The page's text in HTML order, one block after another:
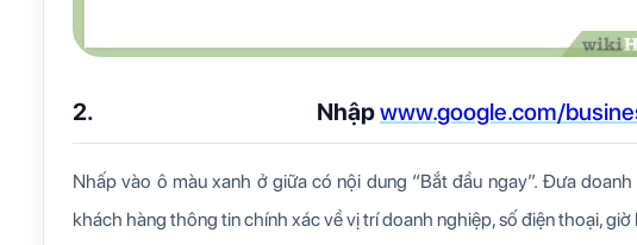
2. Nhậpwww.google.com/
Nhấp vào ô màu xanh ở giữa có nội dung “Bắt đầu ngay”. Đưa
khách hàng thông tin chính xác về vị trí doanh nghiệp, số điện thoại,